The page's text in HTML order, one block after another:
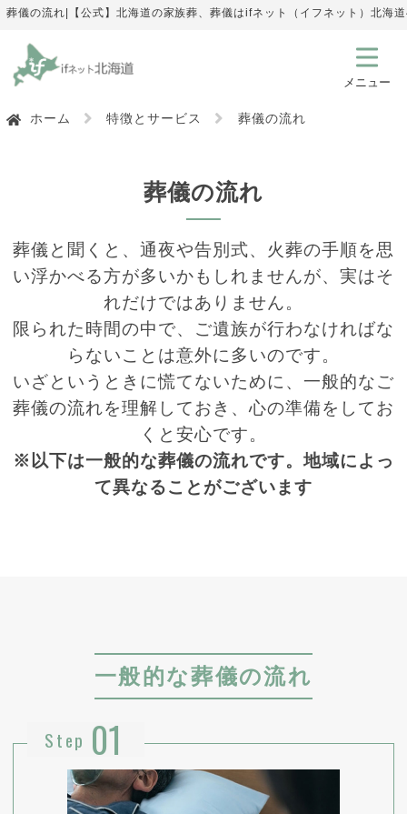
葬儀の流れ|【公式】北海道の家族葬、葬儀はifネット（イフネット）北海
ホーム 特徴とサービス 葬儀の流れ
葬儀の流れ
葬儀と聞くと、通夜や告別式、火葬の手順を思
い浮かべる方が多いかもしれませんが、実はそ
れだけではありません。
限られた時間の中で、ご遺族が行わなければな
らないことは意外に多いのです。
いざというときに慌てないために、一般的なご
葬儀の流れを理解しておき、心の準備をしてお
くと安心です。
※以下は一般的な葬儀の流れです。地域によっ
て異なることがございます
一般的な葬儀の流れ
Step 01